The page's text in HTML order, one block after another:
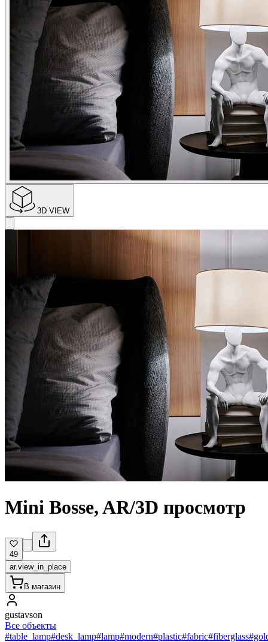
3D VIEW
Mini Bosse, AR/3D просмотр
49
ar.view_in_place
В магазин
gustavson
Все объекты
#table_lamp#desk_lamp#lamp#modern#plastic#fabric#fiberglass